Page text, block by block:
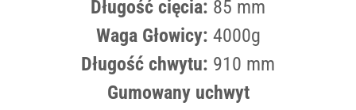
Długość cięcia: 85 mm
Waga Głowicy: 4000g
Długość chwytu: 910 mm
Gumowany uchwyt